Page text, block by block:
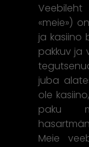
«meie»)
ja kasiino
pakkuv ja
juba
ole
paku
Meie